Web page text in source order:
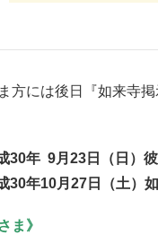
方には後日『如来寺
30年 9月23日（日）
30年10月27日（土）
ま》